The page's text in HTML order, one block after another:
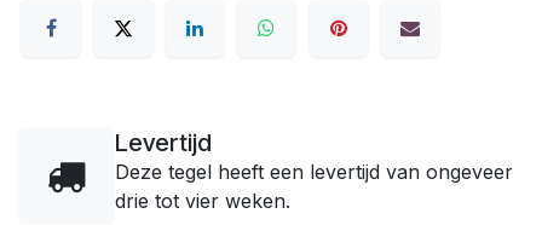
Levertijd
Deze tegel heeft een levertijd van ongeveer
drie tot vier weken.